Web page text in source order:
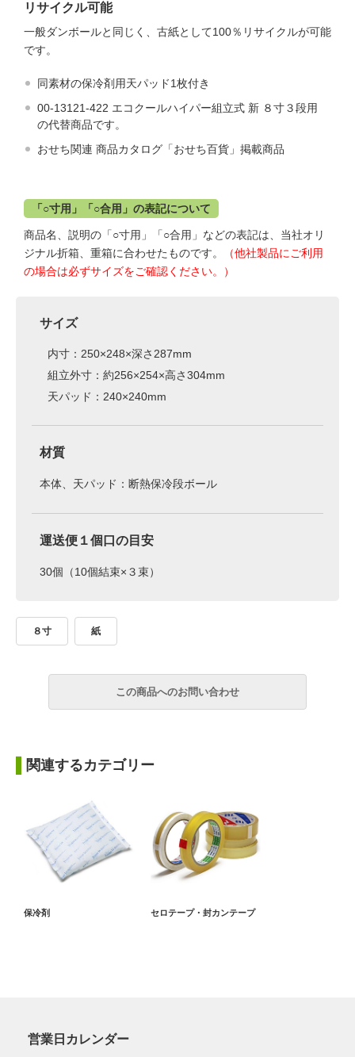
リサイクル可能
一般ダンボールと同じく、古紙として100％リサイクルが可能
です。
同素材の保冷剤用天パッド1枚付き
00-13121-422 エコクールハイパー組立式 新 ８寸３段用
の代替商品です。
おせち関連 商品カタログ「おせち百貨」掲載商品
「○寸用」「○合用」の表記について
商品名、説明の「○寸用」「○合用」などの表記は、当社オリ
ジナル折箱、重箱に合わせたものです。
（他社製品にご利用
の場合は必ずサイズをご確認ください。）
サイズ
内寸：250×248×深さ287mm
組立外寸：約256×254×高さ304mm
天パッド：240×240mm
材質
本体、天パッド：断熱保冷段ボール
運送便１個口の目安
30個（10個結束×３束）
８寸 紙
関連するカテゴリー
保冷剤 セロテープ・封カンテープ
営業日カレンダー